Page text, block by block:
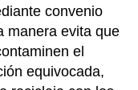
convenio
manera evita que
el
equivocada,